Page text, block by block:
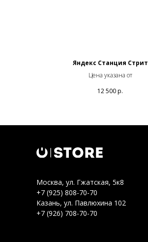
Яндекс Станция Стрит
Цена указана от
12 500р.
Москва, ул. Гжатская, 5к8
+7 (925) 808-70-70
Казань, ул. Павлюхина 102
+7 (926) 708-70-70